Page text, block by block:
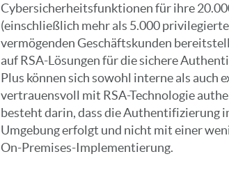
Cybersicherheitsfunktionen für ihre
(einschließlich mehr als 5.000
vermögenden Geschäftskunden
auf RSA-Lösungen für die sichere
Plus können sich sowohl interne als auch
vertrauensvoll mit RSA-Technologie
besteht darin, dass die Authentifizierung
Umgebung erfolgt und nicht mit einer
On-Premises-Implementierung.